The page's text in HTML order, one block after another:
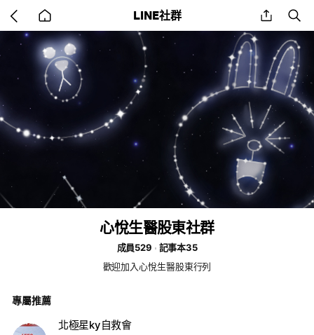
back
to
home
LINE社群 share
心悅生醫股東社群
成員529
記事本35
歡迎加入心悅生醫股東行列
專屬推薦
北極星ky自救會